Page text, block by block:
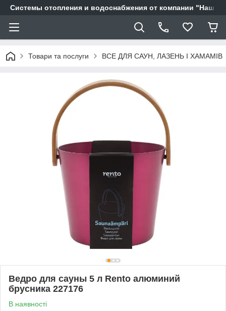
Системы отопления и водоснабжения от компании "Наш
Товари та послуги ВСЕ ДЛЯ САУН, ЛАЗЕНЬ І ХАМАМІВ
Ведро для сауны 5 л Rento алюминий
брусника 227176
В наявності